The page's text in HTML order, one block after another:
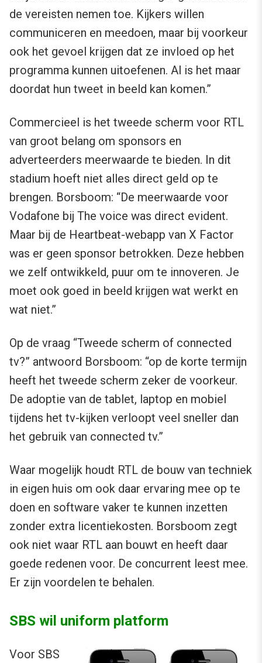
de vereisten nemen toe. Kijkers willen
communiceren en meedoen, maar bij voorkeur
ook het gevoel krijgen dat ze invloed op het
programma kunnen uitoefenen. Al is het maar
doordat hun tweet in beeld kan komen.”
Commercieel is het tweede scherm voor RTL
van groot belang om sponsors en
adverteerders meerwaarde te bieden. In dit
stadium hoeft niet alles direct geld op te
brengen. Borsboom: “De meerwaarde voor
Vodafone bij The voice was direct evident.
Maar bij de Heartbeat-webapp van X Factor
was er geen sponsor betrokken. Deze hebben
we zelf ontwikkeld, puur om te innoveren. Je
moet ook goed in beeld krijgen wat werkt en
wat niet.”
Op de vraag “Tweede scherm of connected
tv?” antwoord Borsboom: “op de korte termijn
heeft het tweede scherm zeker de voorkeur.
De adoptie van de tablet, laptop en mobiel
tijdens het tv-kijken verloopt veel sneller dan
het gebruik van connected tv.”
Waar mogelijk houdt RTL de bouw van techniek
in eigen huis om ook daar ervaring mee op te
doen en software vaker te kunnen inzetten
zonder extra licentiekosten. Borsboom zegt
ook niet waar RTL aan bouwt en heeft daar
goede redenen voor. De concurrent leest mee.
Er zijn voordelen te behalen.
SBS wil uniform platform
Voor SBS